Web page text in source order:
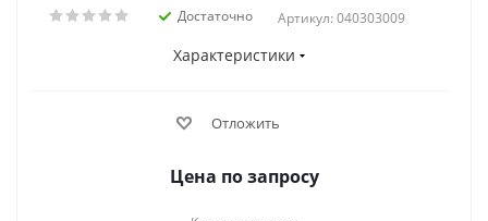
Достаточно Артикул: 040303009
Характеристики
Отложить
Цена по запросу